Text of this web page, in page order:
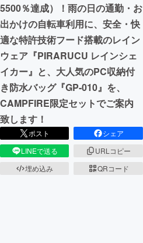
5500％達成）！雨の日の通勤・お
出かけの自転車利用に、安全・快
適な特許技術フード搭載のレイン
ウェア『PIRARUCU レインシェ
イカー』と、大人気のPC収納付
き防水バッグ『GP-010』を、
CAMPFIRE限定セットでご案内
致します！
ポスト
シェア
LINEで送る
URLコピー
埋め込み
QRコード